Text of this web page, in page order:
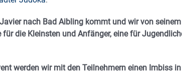
nach Bad Aibling kommt und wir von
für die Kleinsten und Anfänger, eine für
werden wir mit den Teilnehmern einen Imbiss